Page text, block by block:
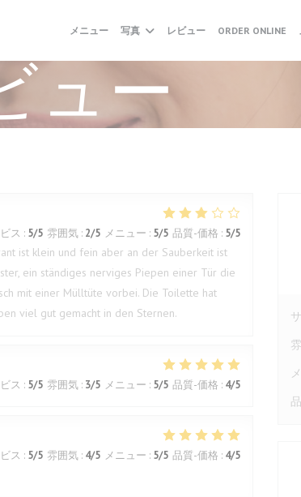
メニュー 写真 レビュー ORDER ONLINE ((
ュー
ス : 5/5 雰囲気: 2/5 メニュー : 5/5 品質-価格 : 5/5
ist klein und fein aber an der Sauberkeit ist
ein ständiges nerviges Piepen einer Tür die
mit einer Mülltüte vorbei. Die Toilette hat
viel gut gemacht in den Sternen.
ス : 5/5 雰囲気: 3/5 メニュー : 5/5 品質-価格 : 4/5
ス : 5/5 雰囲気: 4/5 メニュー : 5/5 品質-価格 : 4/5